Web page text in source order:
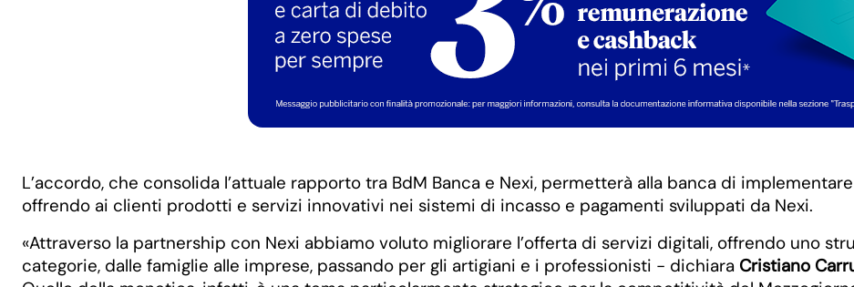
L’accordo, che consolida l’attuale rapporto tra BdM Banca e Nexi, permetterà alla banca di
offrendo ai clienti prodotti e servizi innovativi nei sistemi di incasso e pagamenti sviluppati da Nexi.
«Attraverso la partnership con Nexi abbiamo voluto migliorare l’offerta di servizi digitali, offrendo uno
categorie, dalle famiglie alle imprese, passando per gli artigiani e i professionisti - dichiara Cristiano